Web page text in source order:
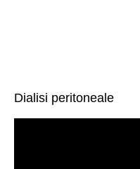
Dialisi peritoneale